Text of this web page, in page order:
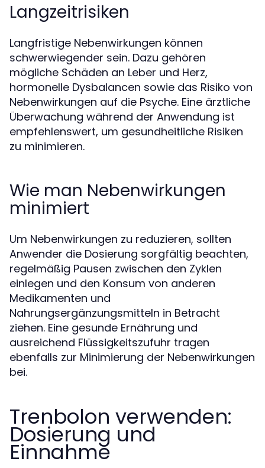
Langzeitrisiken
Langfristige Nebenwirkungen können
schwerwiegender sein. Dazu gehören
mögliche Schäden an Leber und Herz,
hormonelle Dysbalancen sowie das Risiko von
Nebenwirkungen auf die Psyche. Eine ärztliche
Überwachung während der Anwendung ist
empfehlenswert, um gesundheitliche Risiken
zu minimieren.
Wie man Nebenwirkungen
minimiert
Um Nebenwirkungen zu reduzieren, sollten
Anwender die Dosierung sorgfältig beachten,
regelmäßig Pausen zwischen den Zyklen
einlegen und den Konsum von anderen
Medikamenten und
Nahrungsergänzungsmitteln in Betracht
ziehen. Eine gesunde Ernährung und
ausreichend Flüssigkeitszufuhr tragen
ebenfalls zur Minimierung der Nebenwirkungen
bei.
Trenbolon verwenden:
Dosierung und
Einnahme